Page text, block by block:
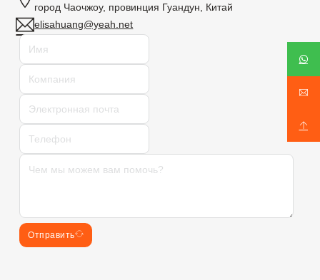
город Чаочжоу, провинция Гуандун, Китай
elisahuang@yeah.net
Отправить